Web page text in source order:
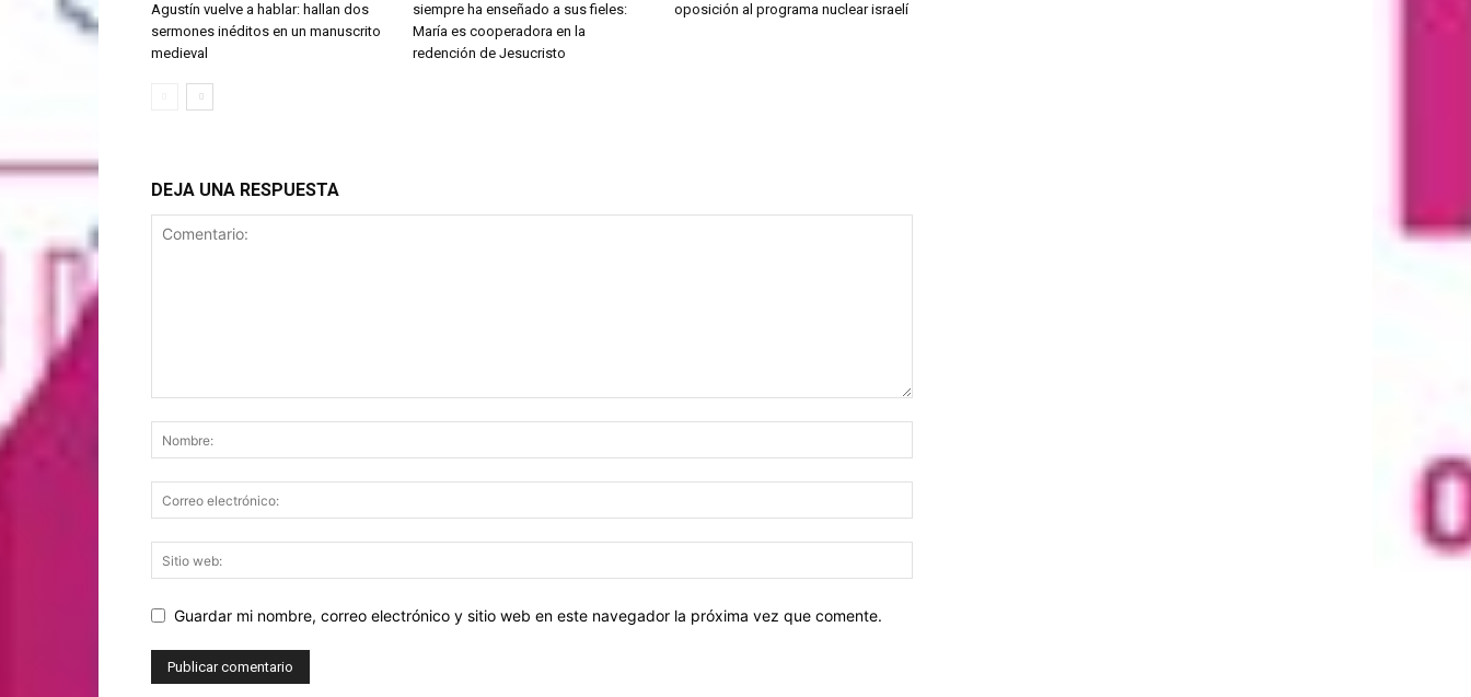
Agustín vuelve a hablar: hallan dos
sermones inéditos en un manuscrito
medieval
siempre ha enseñado a sus fieles:
María es cooperadora en la
redención de Jesucristo
oposición al programa nuclear israelí
DEJA UNA RESPUESTA
Guardar mi nombre, correo electrónico y sitio web en este navegador la próxima vez que comente.